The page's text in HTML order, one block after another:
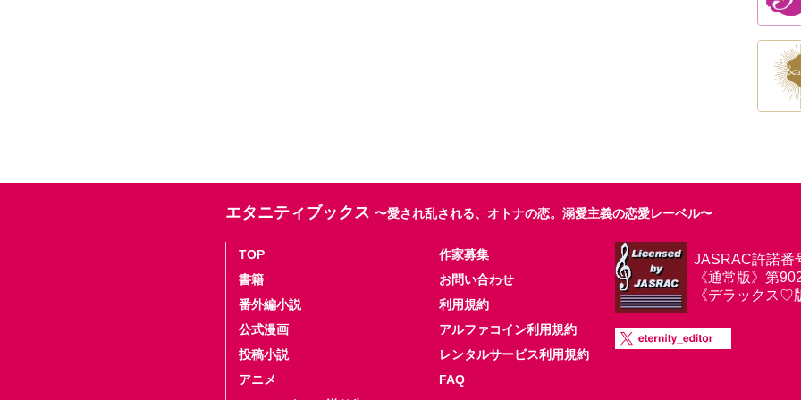
エタニティブックス 〜愛され乱される、オトナの恋。溺愛主義の恋愛レーベル〜
TOP
書籍
番外編小説
公式漫画
投稿小説
アニメ
作家募集
お問い合わせ
利用規約
アルファコイン利用規約
レンタルサービス利用規約
FAQ
JASRAC許諾番
《通常版》第
《デラックス♡